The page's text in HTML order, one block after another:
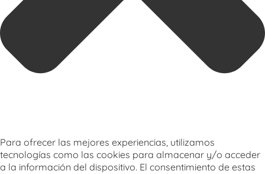
Para ofrecer las mejores experiencias, utilizamos
tecnologías como las cookies para almacenar y/o acceder
a la información del dispositivo. El consentimiento de estas